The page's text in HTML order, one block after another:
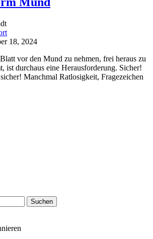
18, 2024
vor den Mund zu nehmen, frei heraus zu
ist durchaus eine Herausforderung. Sicher!
Manchmal Ratlosigkeit, Fragezeichen